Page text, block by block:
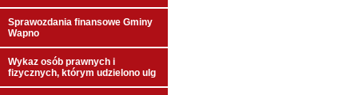
Sprawozdania finansowe Gminy
Wapno
Wykaz osób prawnych i
fizycznych, którym udzielono ulg